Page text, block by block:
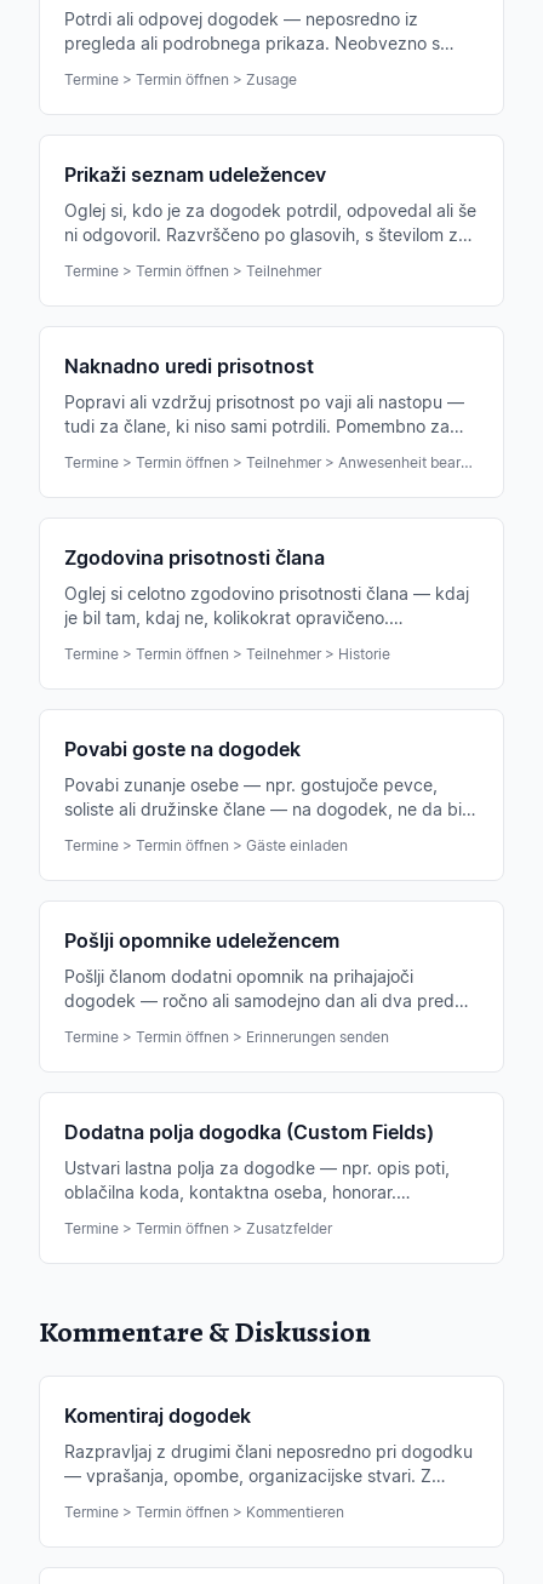
Potrdi ali odpovej dogodek — neposredno iz
pregleda ali podrobnega prikaza. Neobvezno s
kolega).
Termine > Termin öffnen > Zusage
Prikaži seznam udeležencev
Oglej si, kdo je za dogodek potrdil, odpovedal ali še
ni odgovoril. Razvrščeno po glasovih, s številom za
Termine > Termin öffnen > Teilnehmer
Naknadno uredi prisotnost
Popravi ali vzdržuj prisotnost po vaji ali nastopu —
tudi za člane, ki niso sami potrdili. Pomembno za
Termine > Termin öffnen > Teilnehmer > Anwesenheit bearbeiten
Zgodovina prisotnosti člana
Oglej si celotno zgodovino prisotnosti člana — kdaj
je bil tam, kdaj ne, kolikokrat opravičeno.
statistiko.
Termine > Termin öffnen > Teilnehmer > Historie
Povabi goste na dogodek
Povabi zunanje osebe — npr. gostujoče pevce,
soliste ali družinske člane — na dogodek, ne da bi
Termine > Termin öffnen > Gäste einladen
Pošlji opomnike udeležencem
Pošlji članom dodatni opomnik na prihajajoči
dogodek — ročno ali samodejno dan ali dva pred
Termine > Termin öffnen > Erinnerungen senden
Dodatna polja dogodka (Custom Fields)
Ustvari lastna polja za dogodke — npr. opis poti,
oblačilna koda, kontaktna oseba, honorar.
Termine > Termin öffnen > Zusatzfelder
Kommentare & Diskussion
Komentiraj dogodek
Razpravljaj z drugimi člani neposredno pri dogodku
— vprašanja, opombe, organizacijske stvari. Z
Termine > Termin öffnen > Kommentieren